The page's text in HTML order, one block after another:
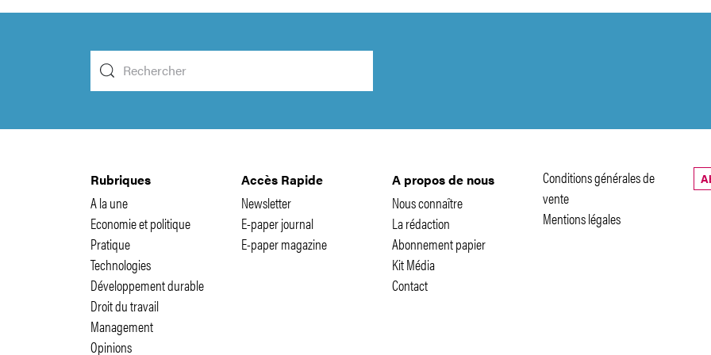
Rubriques
A la une
Economie et politique
Pratique
Technologies
Développement durable
Droit du travail
Management
Opinions
Accès Rapide
Newsletter
E-paper journal
E-paper magazine
A propos de nous
Nous connaître
La rédaction
Abonnement papier
Kit Média
Contact
Conditions générales de
vente
Mentions légales